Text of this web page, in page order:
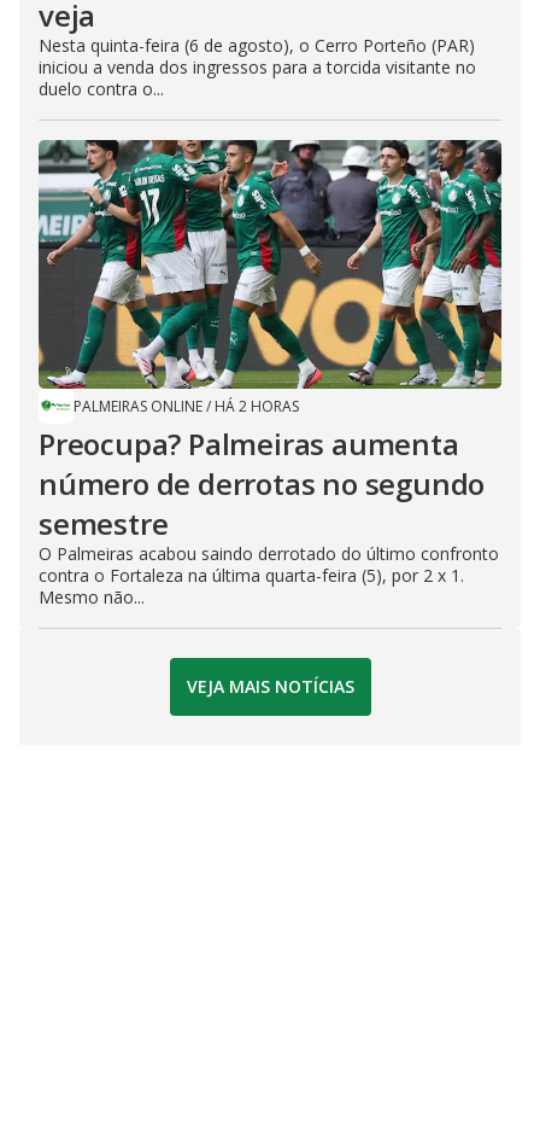
veja
Nesta quinta-feira (6 de agosto), o Cerro Porteño (PAR)
iniciou a venda dos ingressos para a torcida visitante no
duelo contra o...
PALMEIRAS ONLINE/ HÁ 2 HORAS
Preocupa? Palmeiras aumenta
número de derrotas no segundo
semestre
O Palmeiras acabou saindo derrotado do último confronto
contra o Fortaleza na última quarta-feira (5), por 2 x 1.
Mesmo não...
VEJA MAIS NOTÍCIAS